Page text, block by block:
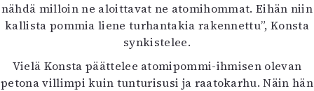
nähdä milloin ne aloittavat ne atomihommat. Eihän niin
kallista pommia liene turhantakia rakennettu”, Konsta
synkistelee.
Vielä Konsta päättelee atomipommi-ihmisen olevan
petona villimpi kuin tunturisusi ja raatokarhu. Näin hän